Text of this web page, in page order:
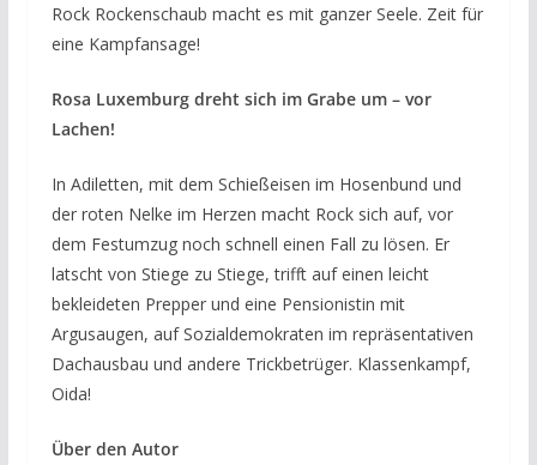
Rock Rockenschaub macht es mit ganzer Seele. Zeit für
eine Kampfansage!
Rosa Luxemburg dreht sich im Grabe um – vor
Lachen!
In Adiletten, mit dem Schießeisen im Hosenbund und
der roten Nelke im Herzen macht Rock sich auf, vor
dem Festumzug noch schnell einen Fall zu lösen. Er
latscht von Stiege zu Stiege, trifft auf einen leicht
bekleideten Prepper und eine Pensionistin mit
Argusaugen, auf Sozialdemokraten im repräsentativen
Dachausbau und andere Trickbetrüger. Klassenkampf,
Oida!
Über den Autor